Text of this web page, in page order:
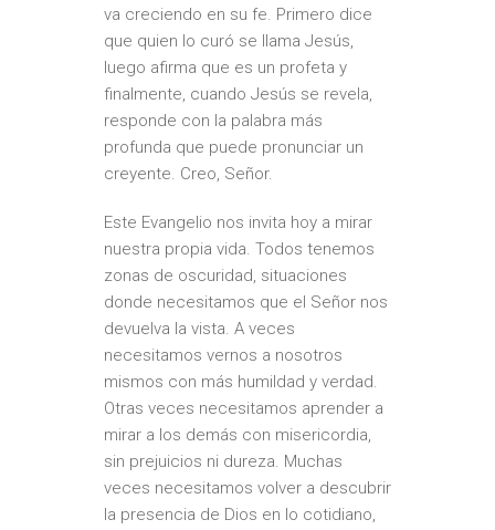
va creciendo en su fe. Primero dice
que quien lo curó se llama Jesús,
luego afirma que es un profeta y
finalmente, cuando Jesús se revela,
responde con la palabra más
profunda que puede pronunciar un
creyente. Creo, Señor.
Este Evangelio nos invita hoy a mirar
nuestra propia vida. Todos tenemos
zonas de oscuridad, situaciones
donde necesitamos que el Señor nos
devuelva la vista. A veces
necesitamos vernos a nosotros
mismos con más humildad y verdad.
Otras veces necesitamos aprender a
mirar a los demás con misericordia,
sin prejuicios ni dureza. Muchas
veces necesitamos volver a descubrir
la presencia de Dios en lo cotidiano,